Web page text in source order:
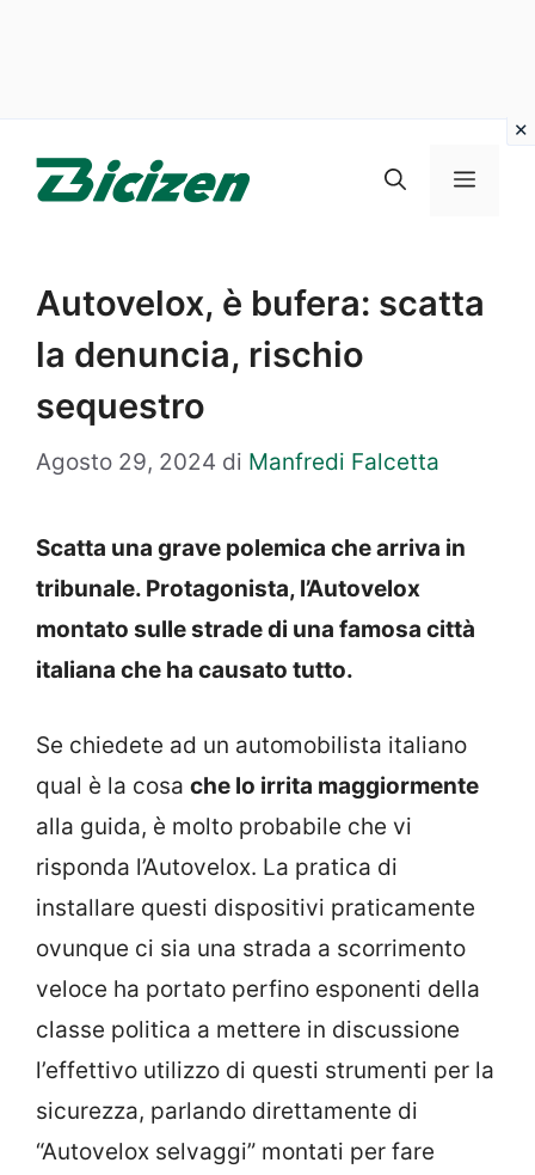
Menu
Autovelox, è bufera: scatta
la denuncia, rischio
sequestro
Agosto 29, 2024 di Manfredi Falcetta
Scatta una grave polemica che arriva in
tribunale. Protagonista, l’Autovelox
montato sulle strade di una famosa città
italiana che ha causato tutto.
Se chiedete ad un automobilista italiano
qual è la cosa che lo irrita maggiormente
alla guida, è molto probabile che vi
risponda l’Autovelox. La pratica di
installare questi dispositivi praticamente
ovunque ci sia una strada a scorrimento
veloce ha portato perfino esponenti della
classe politica a mettere in discussione
l’effettivo utilizzo di questi strumenti per la
sicurezza, parlando direttamente di
“Autovelox selvaggi” montati per fare